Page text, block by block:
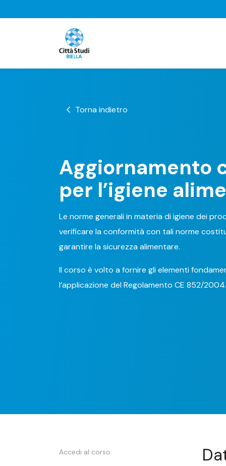
Torna indietro
Aggiornamento
per l’igiene
Le norme generali in materia di igiene dei
verificare la conformità con tali norme
garantire la sicurezza alimentare.
Il corso è volto a fornire gli elementi
l’applicazione del Regolamento CE 852/2004.
Accedi al corso